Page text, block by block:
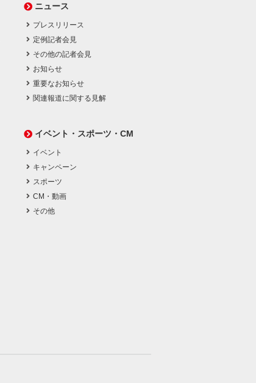
ニュース
プレスリリース
定例記者会見
その他の記者会見
お知らせ
重要なお知らせ
関連報道に関する見解
イベント・スポーツ・CM
イベント
キャンペーン
スポーツ
CM・動画
その他